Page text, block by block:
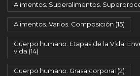
Alimentos. Superalimentos.
Alimentos. Varios. Composición (15)
Cuerpo humano. Etapas de la Vida.
vida (14)
Cuerpo humano. Grasa corporal (2)